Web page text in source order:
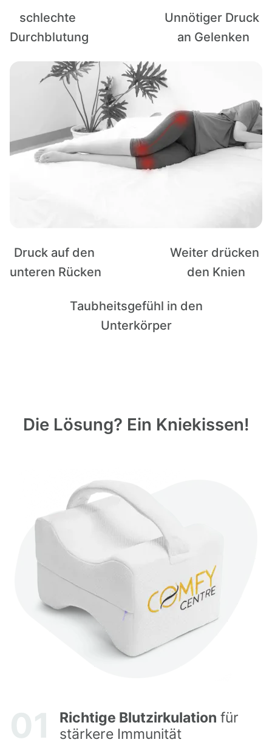
schlechte
Durchblutung
Unnötiger Druck
an Gelenken
Druck auf den
unteren Rücken
Weiter drücken
den Knien
Taubheitsgefühl in den
Unterkörper
Die Lösung? Ein Kniekissen!
01 Richtige Blutzirkulation für
stärkere Immunität